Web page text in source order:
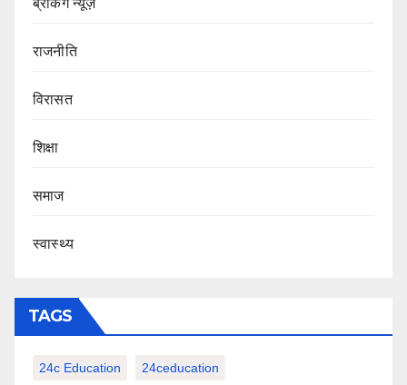
ब्रेकिंग न्यूज़
राजनीति
‍‍विरासत
शिक्षा
समाज
स्वास्थ्य
TAGS
24c Education 24ceducation